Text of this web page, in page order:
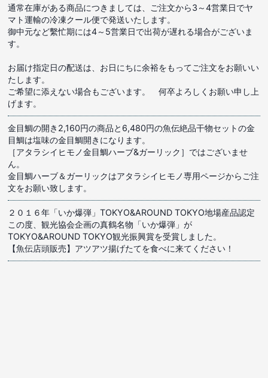
通常在庫がある商品につきましては、ご注文から3～4営業日でヤ
マト運輸の冷凍クール便で発送いたします。
御中元など繫忙期には4～5営業日で出荷が遅れる場合がございま
す。
お届け指定日の配送は、お日にちに余裕をもってご注文をお願いい
たします。
ご希望に添えない場合もございます。 何卒よろしくお願い申し上
げます。
金目鯛の開き2,160円の商品と6,480円の魚伝絶品干物セットの金
目鯛は塩味の金目鯛開きになります。
［アタラシイヒモノ金目鯛ハーブ&ガーリック］ではございませ
ん。
金目鯛ハーブ＆ガーリックはアタラシイヒモノ専用ページからご注
文をお願い致します。
２０１６年「いか爆弾」TOKYO&AROUND TOKYO地場産品認定
この度、観光協会企画の真鶴名物「いか爆弾」が
TOKYO&AROUND TOKYO観光振興賞を受賞しました。
【魚伝店頭販売】アツアツ揚げたてを食べに来てください！